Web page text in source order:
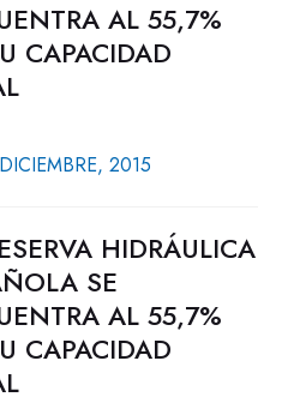
AL 55,7%
CAPACIDAD
2015
HIDRÁULICA
SE
AL 55,7%
CAPACIDAD